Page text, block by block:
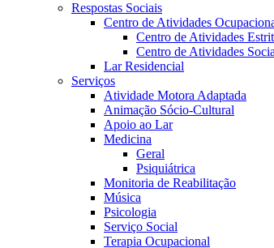
Respostas Sociais
Centro de Atividades
Centro de Atividades
Centro de Atividades
Lar Residencial
Serviços
Atividade Motora Adaptada
Animação Sócio-Cultural
Apoio ao Lar
Medicina
Geral
Psiquiátrica
Monitoria de Reabilitação
Música
Psicologia
Serviço Social
Terapia Ocupacional